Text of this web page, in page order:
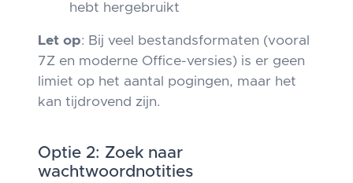
hebt hergebruikt
Let op: Bij veel bestandsformaten (vooral
7Z en moderne Office-versies) is er geen
limiet op het aantal pogingen, maar het
kan tijdrovend zijn.
Optie 2: Zoek naar
wachtwoordnotities